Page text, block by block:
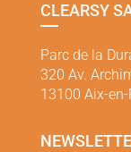
CLEARSY
Parc de la
320 Av.
13100 Aix-